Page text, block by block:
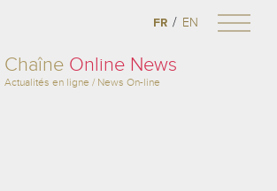
Chaîne Online News
Actualités en ligne / News On-line
FR / EN